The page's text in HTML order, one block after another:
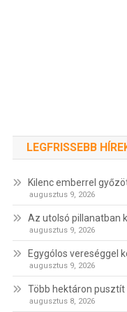
LEGFRISSEBB
Kilenc emberrel
augusztus 9, 2026
Az utolsó pillanatban
augusztus 9, 2026
Egygólos vereséggel
augusztus 9, 2026
Több hektáron
augusztus 8, 2026